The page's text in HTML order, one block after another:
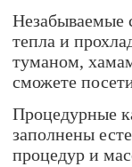
Незабываемые
тепла и
туманом,
сможете
Процедурные
заполнены
процедур и